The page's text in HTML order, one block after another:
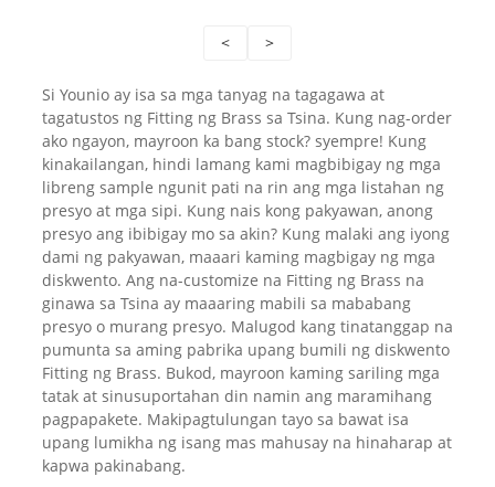
< >
Si Younio ay isa sa mga tanyag na tagagawa at
tagatustos ng Fitting ng Brass sa Tsina. Kung nag-order
ako ngayon, mayroon ka bang stock? syempre! Kung
kinakailangan, hindi lamang kami magbibigay ng mga
libreng sample ngunit pati na rin ang mga listahan ng
presyo at mga sipi. Kung nais kong pakyawan, anong
presyo ang ibibigay mo sa akin? Kung malaki ang iyong
dami ng pakyawan, maaari kaming magbigay ng mga
diskwento. Ang na-customize na Fitting ng Brass na
ginawa sa Tsina ay maaaring mabili sa mababang
presyo o murang presyo. Malugod kang tinatanggap na
pumunta sa aming pabrika upang bumili ng diskwento
Fitting ng Brass. Bukod, mayroon kaming sariling mga
tatak at sinusuportahan din namin ang maramihang
pagpapakete. Makipagtulungan tayo sa bawat isa
upang lumikha ng isang mas mahusay na hinaharap at
kapwa pakinabang.